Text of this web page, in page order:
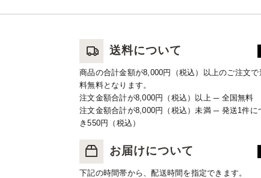
送料について
商品の合計金額が8,000円（税込）以上のご注文で
料無料となります。
注文金額合計が8,000円（税込）以上 ─ 全国無料
注文金額合計が8,000円（税込）未満 ─ 発送1件に
き550円（税込）
お届けについて
下記の時間帯から、配送時間を指定できます。